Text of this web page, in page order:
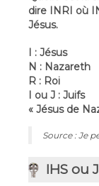
dire INRI où
Jésus.
I : Jésus
N : Nazareth
R : Roi
I ou J : Juifs
« Jésus de
Source : Je
IHS ou